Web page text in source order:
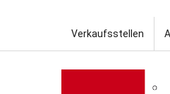
Verkaufsstellen